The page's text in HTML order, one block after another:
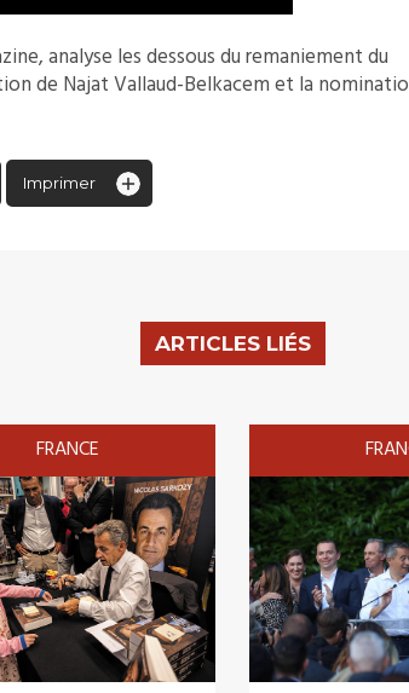
analyse les dessous du remaniement du
de Najat Vallaud-Belkacem et la
Imprimer
ARTICLES LIÉS
FRANCE